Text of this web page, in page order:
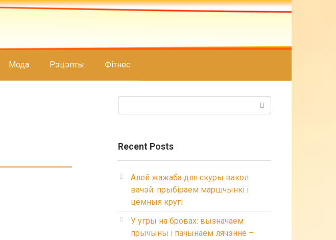
Мода Рэцэпты Фітнес
Recent Posts
Алей жажаба для скуры вакол
вачэй: прыбіраем маршчынкі і
цёмныя кругі
У угры на бровах: вызначаем
прычыны і пачынаем лячэнне –